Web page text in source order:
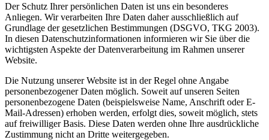
Der Schutz Ihrer persönlichen Daten ist uns ein besonderes
Anliegen. Wir verarbeiten Ihre Daten daher ausschließlich auf
Grundlage der gesetzlichen Bestimmungen (DSGVO, TKG 2003).
In diesen Datenschutzinformationen informieren wir Sie über die
wichtigsten Aspekte der Datenverarbeitung im Rahmen unserer
Website.
Die Nutzung unserer Website ist in der Regel ohne Angabe
personenbezogener Daten möglich. Soweit auf unseren Seiten
personenbezogene Daten (beispielsweise Name, Anschrift oder E-
Mail-Adressen) erhoben werden, erfolgt dies, soweit möglich, stets
auf freiwilliger Basis. Diese Daten werden ohne Ihre ausdrückliche
Zustimmung nicht an Dritte weitergegeben.